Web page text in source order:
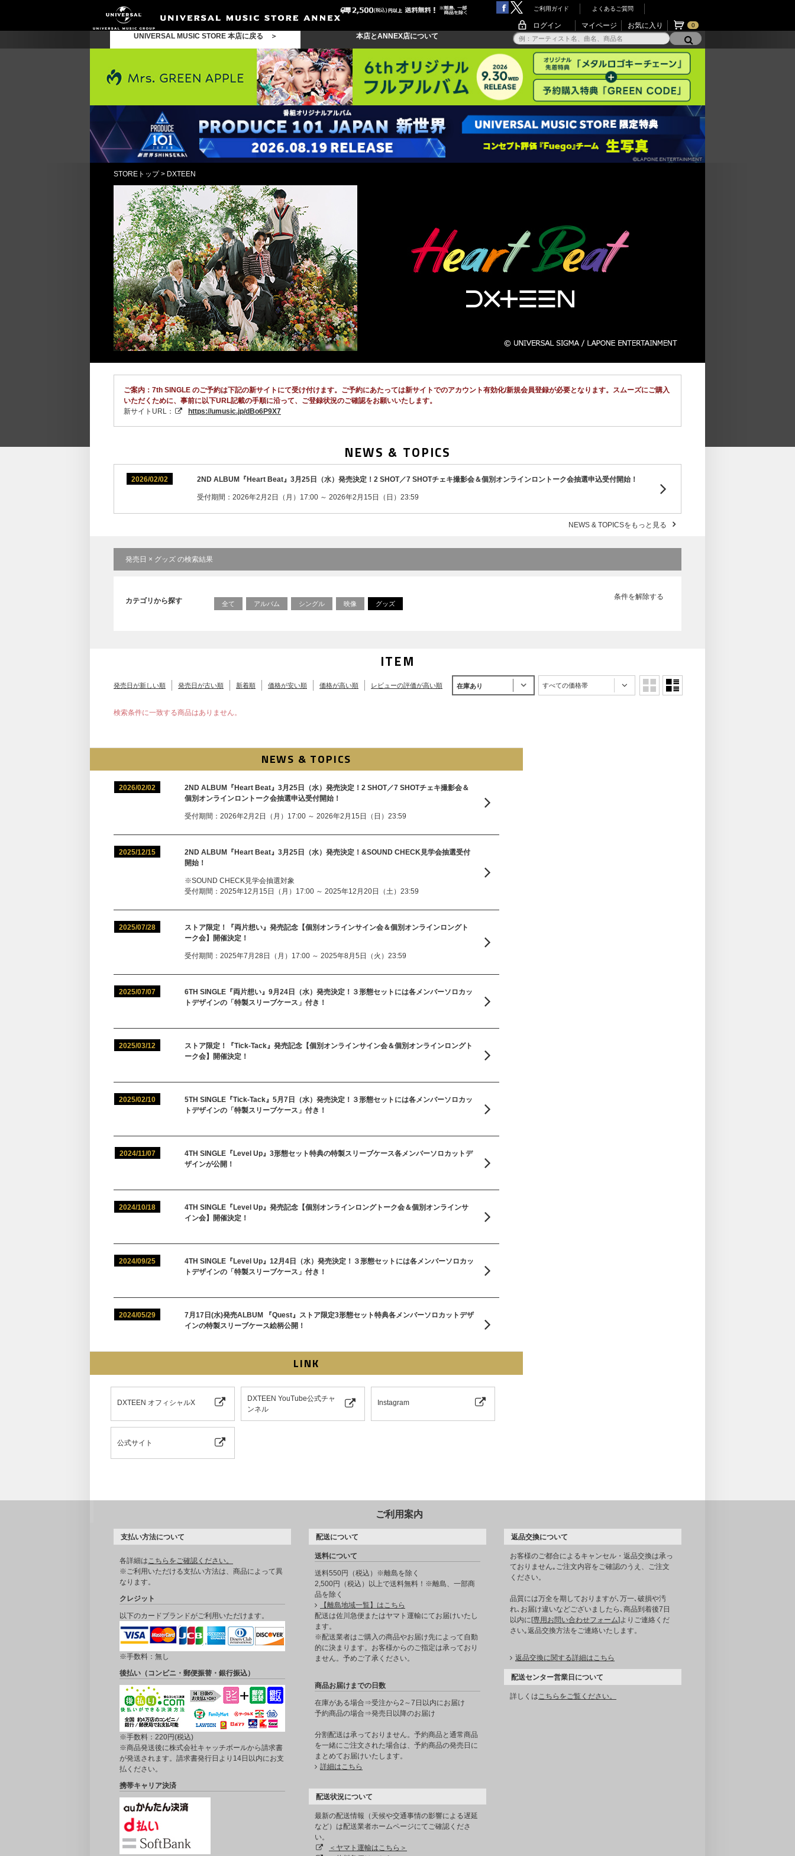
ご利用ガイド よくあるご質問
ログイン マイページ お気に入り 0
UNIVERSAL MUSIC STORE 本店に戻る ＞ 本店とANNEX店について
STOREトップ> DXTEEN
ご案内：7th SINGLE のご予約は下記の新サイトにて受け付けます。ご予約にあたっては新サイトでのアカウント有効化/新規会員登録が必要となります。スムーズにご購入
いただくために、事前に以下URL記載の手順に沿って、ご登録状況のご確認をお願いいたします。
新サイトURL：
https://umusic.jp/dBo6P9X7
NEWS & TOPICS
2026/02/02 2ND ALBUM『Heart Beat』3月25日（水）発売決定！2 SHOT／7 SHOTチェキ撮影会＆個別オンラインロントーク会抽選申込受付開始！
受付期間：2026年2月2日（月）17:00 ～ 2026年2月15日（日）23:59
NEWS & TOPICSをもっと見る
発売日 × グッズ の検索結果
条件を解除する
カテゴリから探す 全て アルバム シングル 映像 グッズ
ITEM
発売日が新しい順 発売日が古い順 新着順 価格が安い順 価格が高い順 レビューの評価が高い順 在庫あり すべての価格帯
検索条件に一致する商品はありません。
NEWS & TOPICS
2026/02/02
2ND ALBUM『Heart Beat』3月25日（水）発売決定！2 SHOT／7 SHOTチェキ撮影会＆
個別オンラインロントーク会抽選申込受付開始！
受付期間：2026年2月2日（月）17:00 ～ 2026年2月15日（日）23:59
2025/12/15
2ND ALBUM『Heart Beat』3月25日（水）発売決定！&SOUND CHECK見学会抽選受付
開始！
※SOUND CHECK見学会抽選対象
受付期間：2025年12月15日（月）17:00 ～ 2025年12月20日（土）23:59
2025/07/28
ストア限定！『両片想い』発売記念【個別オンラインサイン会＆個別オンラインロングト
ーク会】開催決定！
受付期間：2025年7月28日（月）17:00 ～ 2025年8月5日（火）23:59
2025/07/07
6TH SINGLE『両片想い』9月24日（水）発売決定！３形態セットには各メンバーソロカッ
トデザインの「特製スリーブケース」付き！
2025/03/12
ストア限定！『Tick-Tack』発売記念【個別オンラインサイン会＆個別オンラインロングト
ーク会】開催決定！
2025/02/10
5TH SINGLE『Tick-Tack』5月7日（水）発売決定！３形態セットには各メンバーソロカッ
トデザインの「特製スリーブケース」付き！
2024/11/07
4TH SINGLE『Level Up』3形態セット特典の特製スリーブケース各メンバーソロカットデ
ザインが公開！
2024/10/18
4TH SINGLE『Level Up』発売記念【個別オンラインロングトーク会＆個別オンラインサ
イン会】開催決定！
2024/09/25
4TH SINGLE『Level Up』12月4日（水）発売決定！３形態セットには各メンバーソロカッ
トデザインの「特製スリーブケース」付き！
2024/05/29
7月17日(水)発売ALBUM 『Quest』ストア限定3形態セット特典各メンバーソロカットデザ
インの特製スリーブケース絵柄公開！
LINK
DXTEEN オフィシャルX
DXTEEN YouTube公式チャ
ンネル
Instagram
公式サイト
ご利用案内
支払い方法について
各詳細はこちらをご確認ください。
※ご利用いただける支払い方法は、商品によって異
なります。
クレジット
以下のカードブランドがご利用いただけます。
※手数料：無し
後払い（コンビニ・郵便振替・銀行振込）
※手数料：220円(税込)
※商品発送後に株式会社キャッチボールから請求書
が発送されます。請求書発行日より14日以内にお支
払ください。
携帯キャリア決済
配送について
送料について
送料550円（税込）※離島を除く
2,500円（税込）以上で送料無料！※離島、一部商
品を除く
【離島地域一覧】はこちら
配送は佐川急便またはヤマト運輸にてお届けいたし
ます。
※配送業者はご購入の商品やお届け先によって自動
的に決まります。お客様からのご指定は承っており
ません。予めご了承ください。
商品お届けまでの日数
在庫がある場合⇒受注から2～7日以内にお届け
予約商品の場合⇒発売日以降のお届け
分割配送は承っておりません。予約商品と通常商品
を一緒にご注文された場合は、予約商品の発売日に
まとめてお届けいたします。
詳細はこちら
配送状況について
最新の配送情報（天候や交通事情の影響による遅延
など）は配送業者ホームページにてご確認くださ
い。
＜ヤマト運輸はこちら＞
返品交換について
お客様のご都合によるキャンセル・返品交換は承っ
ておりません｡ご注文内容をご確認のうえ、ご注文
ください。
品質には万全を期しておりますが､万一､破損や汚
れ､お届け違いなどございましたら､商品到着後7日
以内に[専用お問い合わせフォーム]よりご連絡くだ
さい｡返品交換方法をご連絡いたします。
返品交換に関する詳細はこちら
配送センター営業日について
詳しくはこちらをご覧ください。